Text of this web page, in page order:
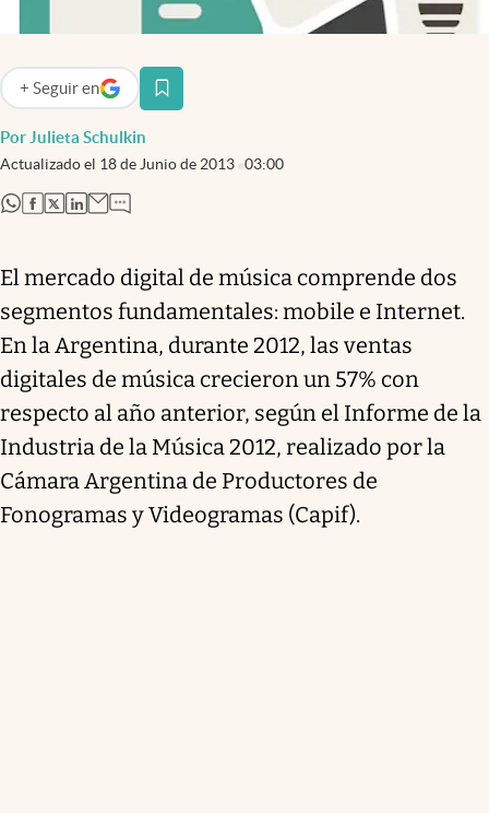
Por Julieta Schulkin
Actualizado el 18 de Junio de 2013 03:00
+ Seguir en
abre en nueva pestaña
abre en nueva pestaña
abre en nueva pestaña
abre en nueva pestaña
abre en nueva pestaña
El mercado digital de música comprende dos
segmentos fundamentales: mobile e Internet.
En la Argentina, durante 2012, las ventas
digitales de música crecieron un 57% con
respecto al año anterior, según el Informe de la
Industria de la Música 2012, realizado por la
Cámara Argentina de Productores de
Fonogramas y Videogramas (Capif).